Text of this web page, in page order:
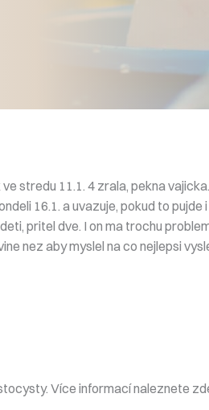
stredu 11.1. 4 zrala, pekna
16.1. a uvazuje, pokud to
pritel dve. I on ma trochu
nez aby myslel na co nejlepsi
Více informací naleznete